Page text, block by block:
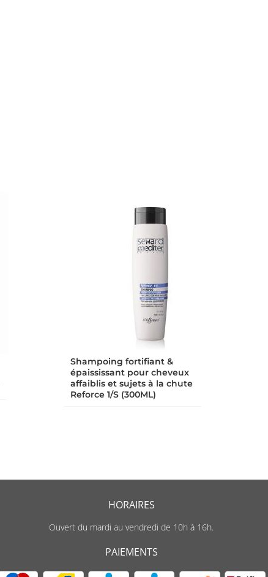
Shampoing fortifiant &
épaississant pour cheveux
affaiblis et sujets à la chute
Reforce 1/S (300ML)
HORAIRES
Ouvert du mardi au vendredi de 10h à 16h.
PAIEMENTS